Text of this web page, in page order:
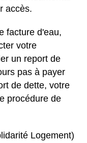
accès.
facture d'eau,
votre
un report de
pas à payer
de dette, votre
procédure de
Logement)